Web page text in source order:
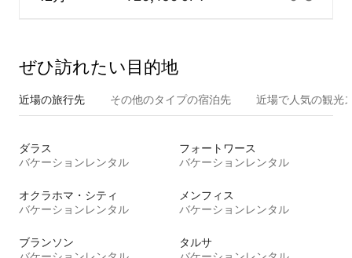
ぜひ訪⁠れ⁠た⁠い目⁠的⁠地
近場の旅行先 その他のタ⁠イ⁠プ⁠の宿⁠泊⁠先 近場で人気の観光
ダラス
バケーションレンタル
フォートワース
バケーションレンタル
オクラホマ・シティ
バケーションレンタル
メンフィス
バケーションレンタル
ブランソン
タルサ